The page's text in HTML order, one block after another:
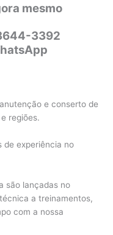
mesmo
3392
e conserto de
regiões.
de experiência no
são lançadas no
a treinamentos,
com a nossa